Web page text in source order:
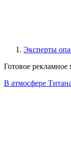
Эксперты
Готовое рекламное
В атмосфере